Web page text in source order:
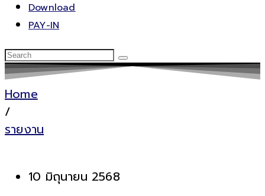
Download
PAY-IN
Home
/
รายงาน
10 มิถุนายน 2568